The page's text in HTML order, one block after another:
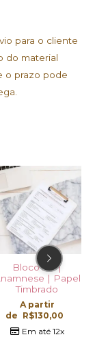
para o cliente
do material
o prazo pode
Cartão de Visita |
Verniz Total
A partir
de R$175,00
Em até 12xR$16,55
com juros